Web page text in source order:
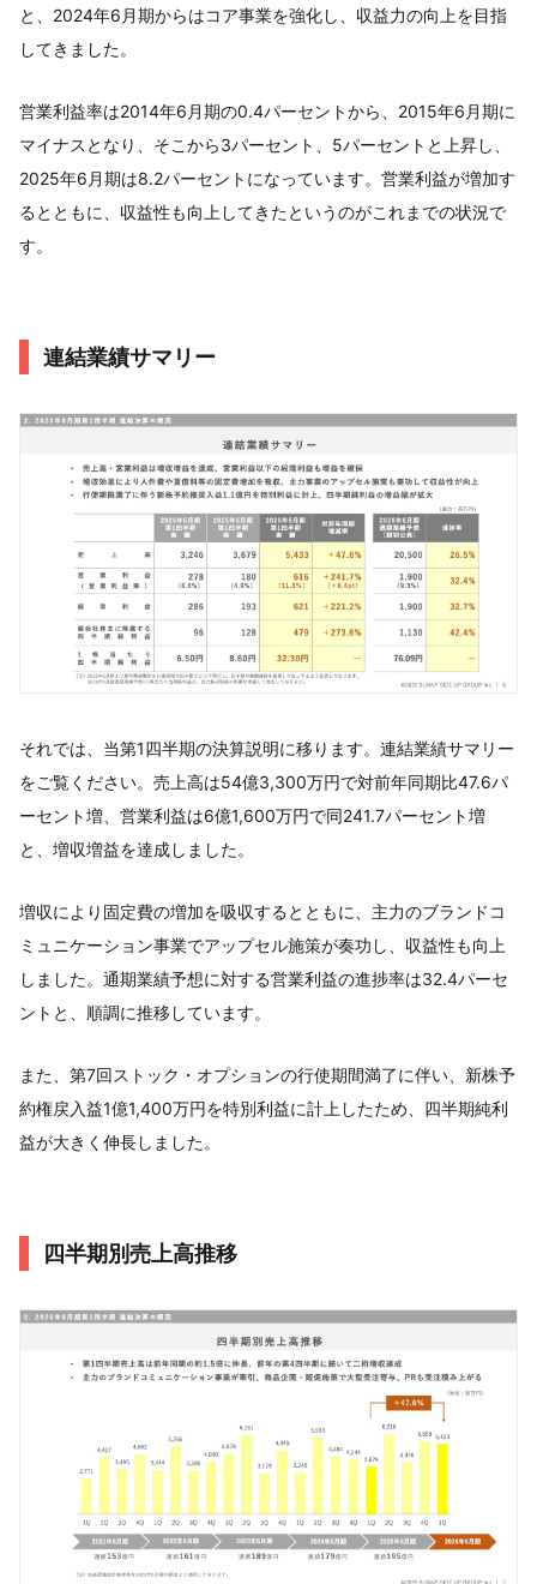
と、2024年6月期からはコア事業を強化し、収益力の向上を目指
してきました。
営業利益率は2014年6月期の0.4パーセントから、2015年6月期に
マイナスとなり、そこから3パーセント、5パーセントと上昇し、
2025年6月期は8.2パーセントになっています。営業利益が増加す
るとともに、収益性も向上してきたというのがこれまでの状況で
す。
連結業績サマリー
それでは、当第1四半期の決算説明に移ります。連結業績サマリー
をご覧ください。売上高は54億3,300万円で対前年同期比47.6パ
ーセント増、営業利益は6億1,600万円で同241.7パーセント増
と、増収増益を達成しました。
増収により固定費の増加を吸収するとともに、主力のブランドコ
ミュニケーション事業でアップセル施策が奏功し、収益性も向上
しました。通期業績予想に対する営業利益の進捗率は32.4パーセ
ントと、順調に推移しています。
また、第7回ストック・オプションの行使期間満了に伴い、新株予
約権戻入益1億1,400万円を特別利益に計上したため、四半期純利
益が大きく伸長しました。
四半期別売上高推移